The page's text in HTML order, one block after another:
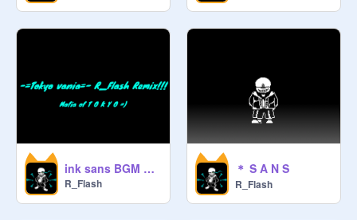
ink sans BGM Tokyo vania remix -=MAFIA OF TOKYO=-
R_Flash
＊ S A N S
R_Flash